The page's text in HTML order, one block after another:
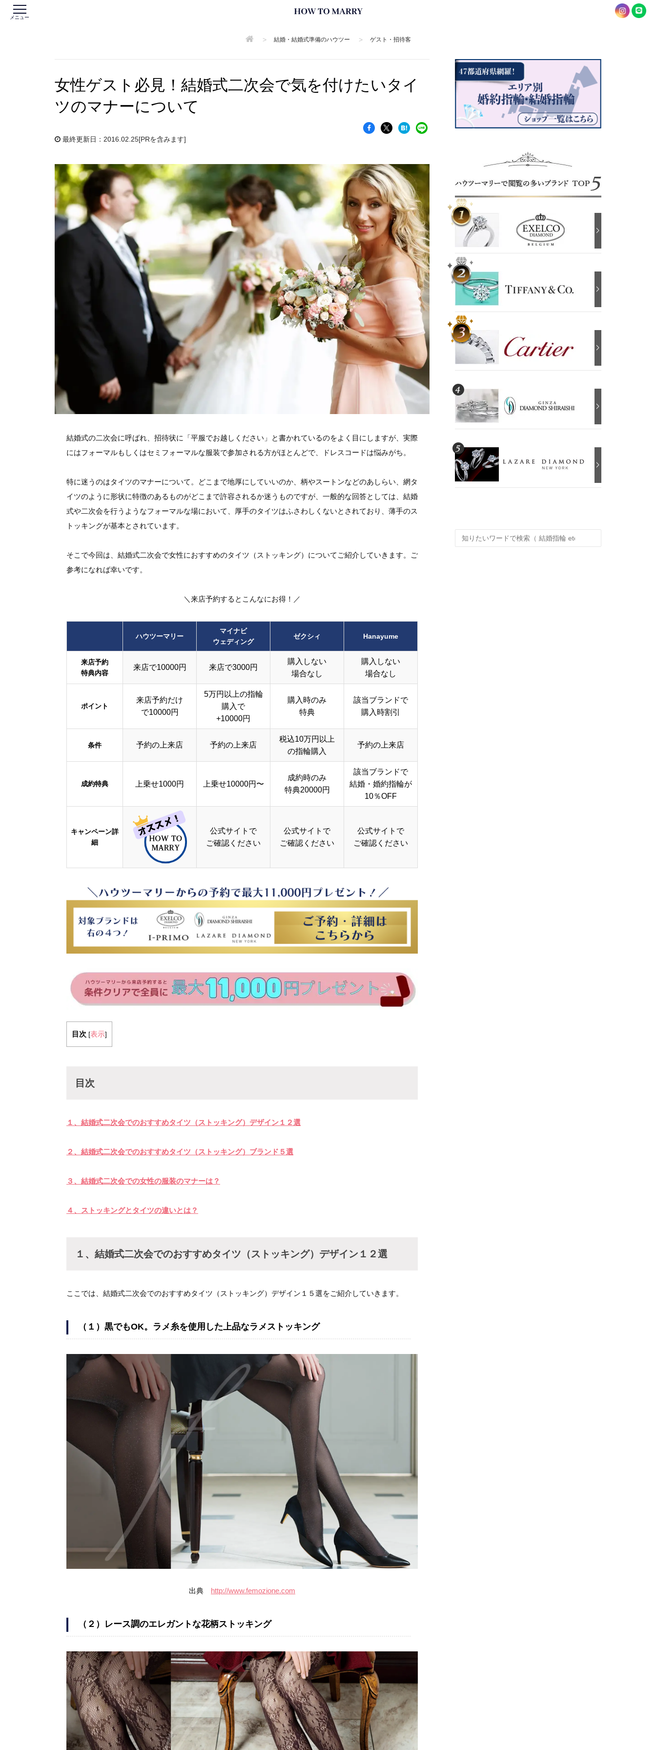
メニュー
> 結婚・結婚式準備のハウツー > ゲスト・招待客
女性ゲスト必見！結婚式二次会で気を付けたいタイ
ツのマナーについて
最終更新日：2016.02.25[PRを含みます]
結婚式の二次会に呼ばれ、招待状に「平服でお越しください」と書かれているのをよく目にしますが、実際
にはフォーマルもしくはセミフォーマルな服装で参加される方がほとんどで、ドレスコードは悩みがち。
特に迷うのはタイツのマナーについて。どこまで地厚にしていいのか、柄やスートンなどのあしらい、網タ
イツのように形状に特徴のあるものがどこまで許容されるか迷うものですが、一般的な回答としては、結婚
式や二次会を行うようなフォーマルな場において、厚手のタイツはふさわしくないとされており、薄手のス
トッキングが基本とされています。
そこで今回は、結婚式二次会で女性におすすめのタイツ（ストッキング）についてご紹介していきます。ご
参考になれば幸いです。
＼来店予約するとこんなにお得！／
ハウツーマリー
マイナビ
ウェディング
ゼクシィ Hanayume
来店予約
特典内容
来店で10000円 来店で3000円
購入しない
場合なし
購入しない
場合なし
ポイント
来店予約だけ
で10000円
5万円以上の指輪
購入で
+10000円
購入時のみ
特典
該当ブランドで
購入時割引
条件 予約の上来店 予約の上来店
税込10万円以上
の指輪購入
予約の上来店
成約特典 上乗せ1000円 上乗せ10000円〜
成約時のみ
特典20000円
該当ブランドで
結婚・婚約指輪が
10％OFF
キャンペーン詳
細
公式サイトで
ご確認ください
公式サイトで
ご確認ください
公式サイトで
ご確認ください
目次 [表示]
目次
１、結婚式二次会でのおすすめタイツ（ストッキング）デザイン１２選
２、結婚式二次会でのおすすめタイツ（ストッキング）ブランド５選
３、結婚式二次会での女性の服装のマナーは？
４、ストッキングとタイツの違いとは？
１、結婚式二次会でのおすすめタイツ（ストッキング）デザイン１２選
ここでは、結婚式二次会でのおすすめタイツ（ストッキング）デザイン１５選をご紹介していきます。
（１）黒でもOK。ラメ糸を使用した上品なラメストッキング
出典 http://www.femozione.com
（２）レース調のエレガントな花柄ストッキング